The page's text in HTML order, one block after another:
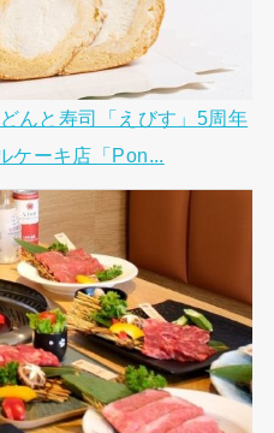
んと寿司「えびす」5周年
ケーキ店「Pon...